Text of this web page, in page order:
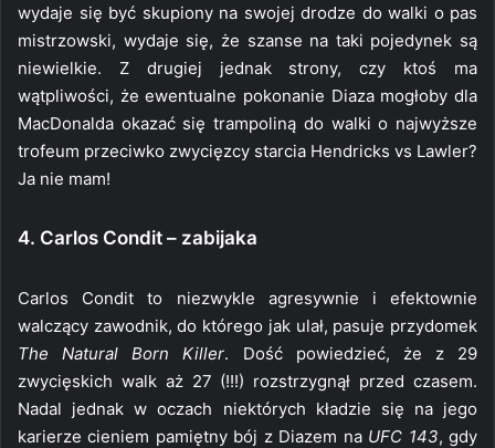
wydaje się być skupiony na swojej drodze do walki o pas
mistrzowski, wydaje się, że szanse na taki pojedynek są
niewielkie. Z drugiej jednak strony, czy ktoś ma
wątpliwości, że ewentualne pokonanie Diaza mogłoby dla
MacDonalda okazać się trampoliną do walki o najwyższe
trofeum przeciwko zwycięzcy starcia Hendricks vs Lawler?
Ja nie mam!
4. Carlos Condit – zabijaka
Carlos Condit to niezwykle agresywnie i efektownie
walczący zawodnik, do którego jak ulał, pasuje przydomek
The Natural Born Killer. Dość powiedzieć, że z 29
zwycięskich walk aż 27 (!!!) rozstrzygnął przed czasem.
Nadal jednak w oczach niektórych kładzie się na jego
karierze cieniem pamiętny bój z Diazem na UFC 143, gdy